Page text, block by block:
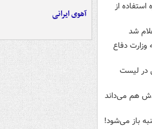
از
شد
وزارت دفاع
در لیست
هم می‌داند
باز می‌شود!
آهوی ایرانی